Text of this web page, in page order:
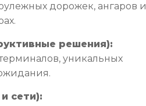
дорожек, ангаров и
решения):
уникальных
сети):